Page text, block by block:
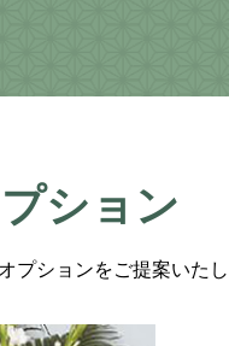
ション
プションをご提案いた